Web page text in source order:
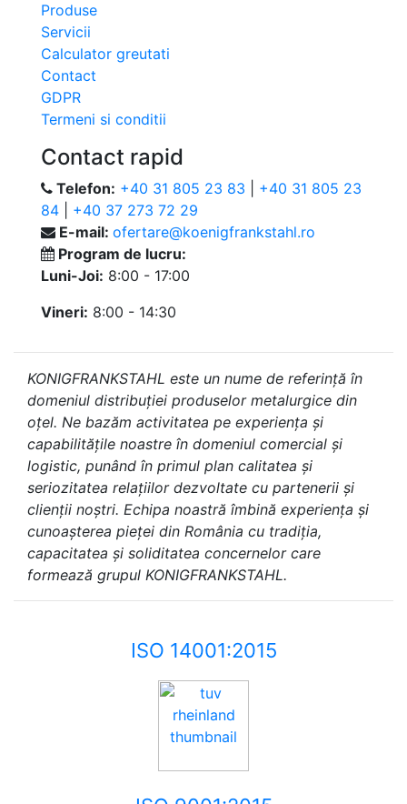
Produse
Servicii
Calculator greutati
Contact
GDPR
Termeni si conditii
Contact rapid
Telefon: +40 31 805 23 83
+40 31 805 23
84
+40 37 273 72 29
E-mail: ofertare@koenigfrankstahl.ro
Program de lucru:
Luni-Joi: 8:00 - 17:00
Vineri: 8:00 - 14:30
KONIGFRANKSTAHL este un nume de referință în
domeniul distribuției produselor metalurgice din
oțel. Ne bazăm activitatea pe experiența și
capabilitățile noastre în domeniul comercial și
logistic, punând în primul plan calitatea și
seriozitatea relațiilor dezvoltate cu partenerii și
clienții noștri. Echipa noastră îmbină experiența și
cunoașterea pieței din România cu tradiția,
capacitatea și soliditatea concernelor care
formează grupul KONIGFRANKSTAHL.
ISO 14001:2015